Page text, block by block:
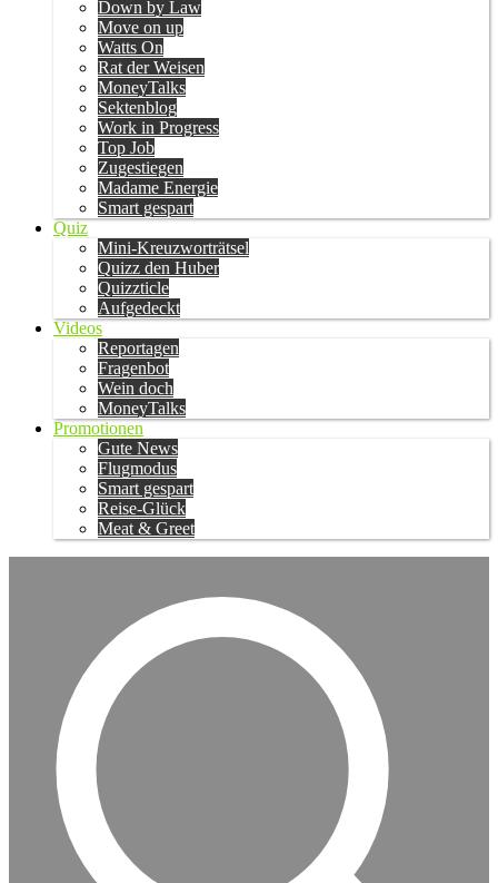
Down by Law
Move on up
Watts On
Rat der Weisen
MoneyTalks
Sektenblog
Work in Progress
Top Job
Zugestiegen
Madame Energie
Smart gespart
Quiz
Mini-Kreuzworträtsel
Quizz den Huber
Quizzticle
Aufgedeckt
Videos
Reportagen
Fragenbot
Wein doch
MoneyTalks
Promotionen
Gute News
Flugmodus
Smart gespart
Reise-Glück
Meat & Greet